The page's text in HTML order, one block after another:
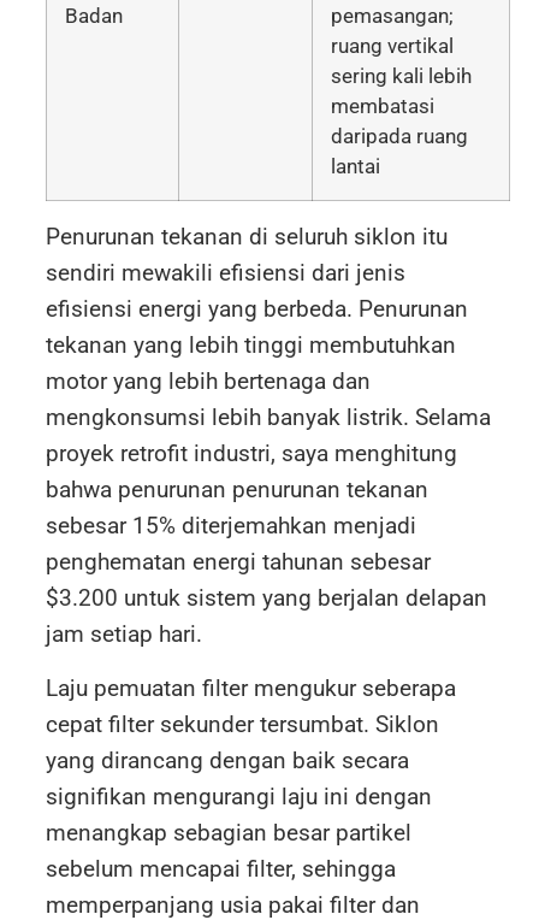
Badan
pemasangan;
ruang vertikal
sering kali lebih
membatasi
daripada ruang
lantai
Penurunan tekanan di seluruh siklon itu
sendiri mewakili efisiensi dari jenis
efisiensi energi yang berbeda. Penurunan
tekanan yang lebih tinggi membutuhkan
motor yang lebih bertenaga dan
mengkonsumsi lebih banyak listrik. Selama
proyek retrofit industri, saya menghitung
bahwa penurunan penurunan tekanan
sebesar 15% diterjemahkan menjadi
penghematan energi tahunan sebesar
$3.200 untuk sistem yang berjalan delapan
jam setiap hari.
Laju pemuatan filter mengukur seberapa
cepat filter sekunder tersumbat. Siklon
yang dirancang dengan baik secara
signifikan mengurangi laju ini dengan
menangkap sebagian besar partikel
sebelum mencapai filter, sehingga
memperpanjang usia pakai filter dan